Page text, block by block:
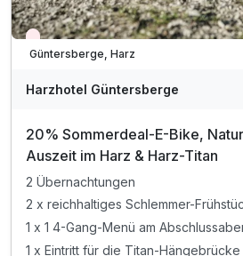
Ausstattung
Für 3 Tage
Nur noch Restplätze
Güntersberge, Harz
Harzhotel Güntersberge
20% Sommerdeal-E-Bike,
Auszeit im Harz & Harz-Titan
2 Übernachtungen
2 x reichhaltiges Schlemmer-
1 x 1 4-Gang-Menü am
1 x Eintritt für die Titan-Hängebrücke